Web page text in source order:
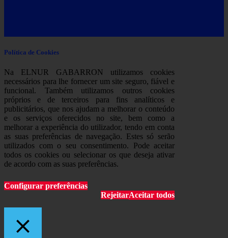
Política de Cookies
Na ELNUR GABARRON utilizamos cookies
necessários para lhe fornecer um site seguro, fiável e
funcional. Também utilizamos outros cookies
próprios e de terceiros para fins analíticos e
publicitários, que nos ajudam a melhorar o conteúdo
e os serviços oferecidos no site, bem como a
melhorar a experiência do utilizador, tendo em conta
as suas preferências de navegação. Estes só serão
utilizados com o seu consentimento. Pode aceitar
todos os cookies ou selecionar os que deseja ativar
de acordo com as suas preferências.
Configurar preferências
RejeitarAceitar todos